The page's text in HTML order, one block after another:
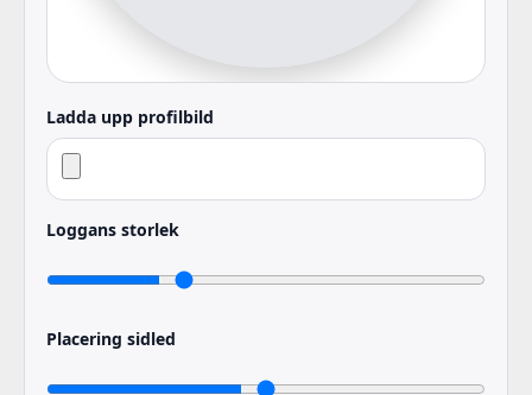
Ladda upp profilbild
Loggans storlek
Placering sidled